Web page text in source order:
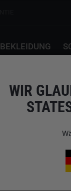
BEKLEIDUNG
WIR